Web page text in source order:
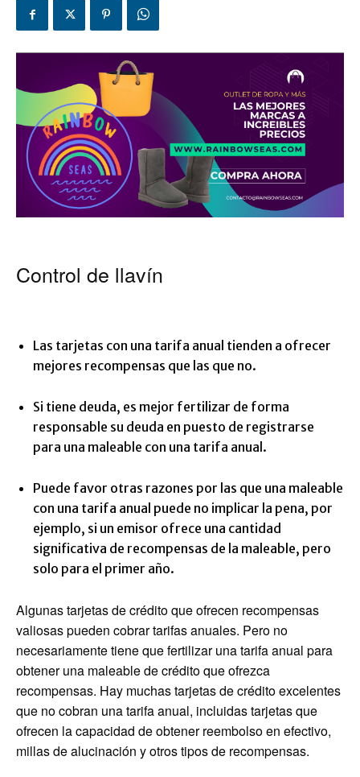
Control de llavín
Las tarjetas con una tarifa anual tienden a ofrecer
mejores recompensas que las que no.
Si tiene deuda, es mejor fertilizar de forma
responsable su deuda en puesto de registrarse
para una maleable con una tarifa anual.
Puede favor otras razones por las que una maleable
con una tarifa anual puede no implicar la pena, por
ejemplo, si un emisor ofrece una cantidad
significativa de recompensas de la maleable, pero
solo para el primer año.
Algunas tarjetas de crédito que ofrecen recompensas
valiosas pueden cobrar tarifas anuales. Pero no
necesariamente tiene que fertilizar una tarifa anual para
obtener una maleable de crédito que ofrezca
recompensas. Hay muchas tarjetas de crédito excelentes
que no cobran una tarifa anual, incluidas tarjetas que
ofrecen la capacidad de obtener reembolso en efectivo,
millas de alucinación y otros tipos de recompensas.